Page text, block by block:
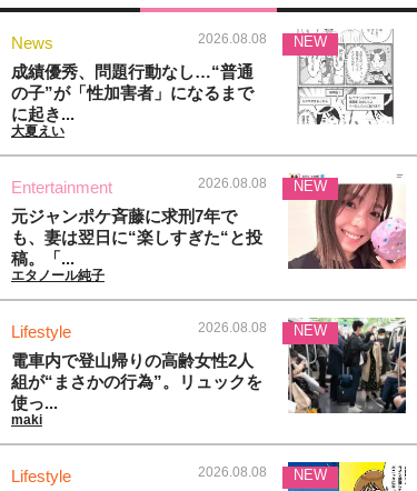
News 2026.08.08
成績優秀、問題行動なし…“普通
の子”が「性加害者」になるまで
に起き...
大夏えい
NEW
Entertainment 2026.08.08
元ジャンポケ斉藤に求刑7年で
も、妻は翌日に“楽しすぎた“と投
稿。「...
エタノール純子
NEW
Lifestyle 2026.08.08
電車内で登山帰りの高齢女性2人
組が“まさかの行為”。リュックを
使っ...
maki
NEW
Lifestyle 2026.08.08 NEW